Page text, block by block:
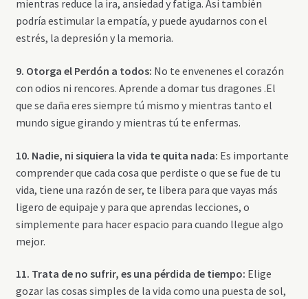
mientras reduce la ira, ansiedad y fatiga. Así también
podría estimular la empatía, y puede ayudarnos con el
estrés, la depresión y la memoria.
9. Otorga el Perdón a todos: No te envenenes el corazón
con odios ni rencores. Aprende a domar tus dragones .El
que se daña eres siempre tú mismo y mientras tanto el
mundo sigue girando y mientras tú te enfermas.
10. Nadie, ni siquiera la vida te quita nada: Es importante
comprender que cada cosa que perdiste o que se fue de tu
vida, tiene una razón de ser, te libera para que vayas más
ligero de equipaje y para que aprendas lecciones, o
simplemente para hacer espacio para cuando llegue algo
mejor.
11. Trata de no sufrir, es una pérdida de tiempo: Elige
gozar las cosas simples de la vida como una puesta de sol,